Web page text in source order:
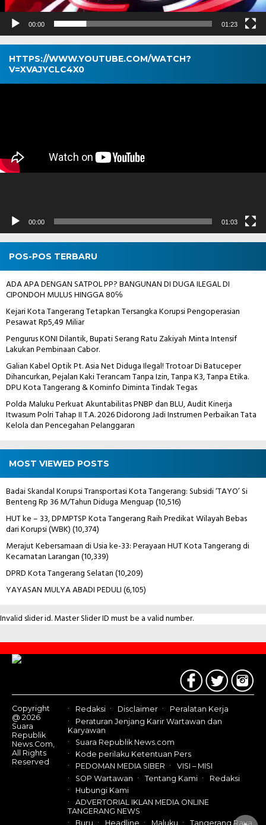
00:00 01:23
HTTPS://WWW.YOUTUBE.COM/WATCH?
V=XVAJYCLC4X0
Pemutar
00:00 01:03
POS-POS TERBARU
ADA APA DENGAN SATPOL PP? BANGUNAN DI DUGA ILEGAL DI
CIPONDOH MULUS HINGGA 80℅
Kejari Kota Tangerang Tetapkan Tersangka Korupsi Pengoperasian
Pesawat Rp5,49 Miliar
Pengurus KONI Dilantik, Bupati Serang Ratu Zakiyah Minta Intensif
Lakukan Pembinaan Cabor.
Galian Kabel Optik Pt. Asia Net Diduga Ilegal! Trotoar Di Batuceper
Dihancurkan, Pejalan Kaki Terancam Tanpa Izin, Tanpa K3, Tanpa Etika.
DPU Kota Tangerang & Kominfo Diminta Tindak Tegas
Polda Maluku Perkuat Akuntabilitas PNBP dan BLU, Audit Kinerja
Itwasum Polri Tahap II T.A. 2026 Didorong Jadi Instrumen Perbaikan Tata
Kelola dan Pencegahan Pelanggaran
MOST VIEWED POSTS
Badai Skandal Korupsi Transportasi Kota Tangerang: Subsidi ‘TAYO’ Si
Benteng Rp 36 M/Tahun Diduga Menguap(10,516)
HUT ke – 33, DPMPTSP Kota Tangerang Raih Predikat Wilayah Bebas
dari Korupsi (WBK)(10,374)
Merajut Kebersamaan di Usia ke-33: Perayaan HUT Kota Tangerang di
Kecamatan Larangan(10,339)
DPRD Kota Tangerang Selatan(10,209)
YAYASAN MULYA ABADI PEDULI(6,105)
Invalid slider id. Master Slider ID must be a valid number.
Contact
Us
Copyright
@ 2026
Suara
Republik
News.Com,
All Rights
Reserved
Redaksi Disclaimer
Peralatan Kerja
Peraturan Jenjang Karir Wartawan dan
Karyawan
Suara Republik News.com
Kode perilaku Ketentuan Pers
PEDOMAN MEDIA SIBER
VISI – MISI
SOP Wartawan
Tentang Kami
Redaksi
Hubungi Kami
ADVERTORIAL IKLAN MEDIA ONLINE
TANGERANG NEWS